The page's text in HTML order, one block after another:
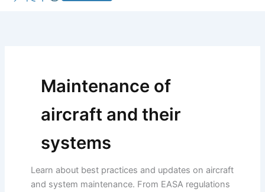
Maintenance of
aircraft and their
systems
Learn about best practices and updates on aircraft
and system maintenance. From EASA regulations